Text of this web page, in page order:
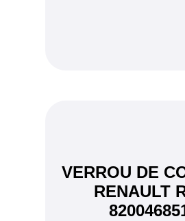
VERROU DE
RENAULT